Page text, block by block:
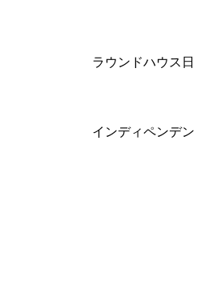
ラウンドハウス日
インディペンデン